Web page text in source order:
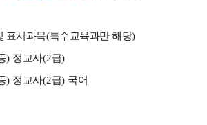
표시과목(특수교육과만 해당)
) 정교사(2급)
) 정교사(2급) 국어